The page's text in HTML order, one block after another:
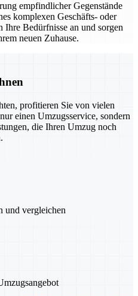
empfindlicher Gegenstände
komplexen Geschäfts- oder
Ihre Bedürfnisse an und sorgen
neuen Zuhause.
profitieren Sie von vielen
einen Umzugsservice, sondern
die Ihren Umzug noch
und vergleichen